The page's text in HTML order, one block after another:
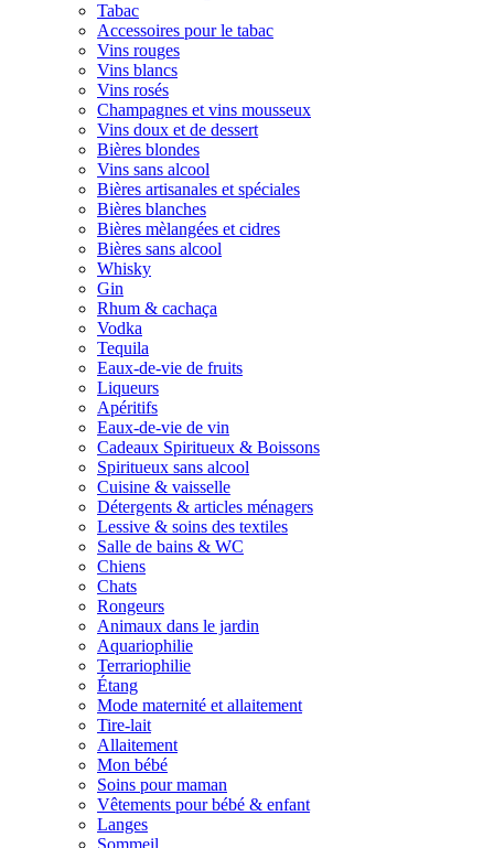
Tabac
Accessoires pour le tabac
Vins rouges
Vins blancs
Vins rosés
Champagnes et vins mousseux
Vins doux et de dessert
Bières blondes
Vins sans alcool
Bières artisanales et spéciales
Bières blanches
Bières mèlangées et cidres
Bières sans alcool
Whisky
Gin
Rhum & cachaça
Vodka
Tequila
Eaux-de-vie de fruits
Liqueurs
Apéritifs
Eaux-de-vie de vin
Cadeaux Spiritueux & Boissons
Spiritueux sans alcool
Cuisine & vaisselle
Détergents & articles ménagers
Lessive & soins des textiles
Salle de bains & WC
Chiens
Chats
Rongeurs
Animaux dans le jardin
Aquariophilie
Terrariophilie
Étang
Mode maternité et allaitement
Tire-lait
Allaitement
Mon bébé
Soins pour maman
Vêtements pour bébé & enfant
Langes
Sommeil